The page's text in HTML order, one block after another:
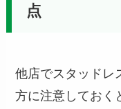
点
他店でスタッドレ
方に注意しておく